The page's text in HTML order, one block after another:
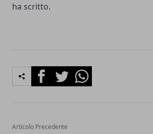
ha scritto.
FacebookTwitterWhatsapp
Articolo Precedente